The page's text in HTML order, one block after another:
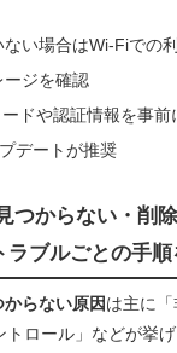
い場合はWi-Fiでの
ージを確認
ドや認証情報を事前
デートが推奨
つからない・削
ラブルごとの手
らない原因は主に
トロール」などが挙